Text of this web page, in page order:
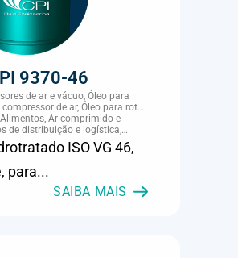
9370-46
de ar e vácuo, Óleo para
de ar, Óleo para rotor
climatização e
Ar comprimido e
de distribuição e logística,
HVAC, Data center,
e latas, Energia (geração),
Frigoríficos e abate,
Metalmecânica, Metalurgia
MRO e manutenção industrial,
Papel e celulose,
ISO VG 46,
para...
SAIBA MAIS